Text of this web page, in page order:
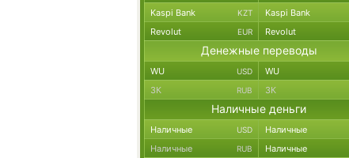
Kaspi Bank KZT Kaspi Bank
Revolut EUR Revolut
Денежные переводы
WU USD WU
ЗК RUB ЗК
Наличные деньги
Наличные USD Наличные
Наличные RUB Наличные